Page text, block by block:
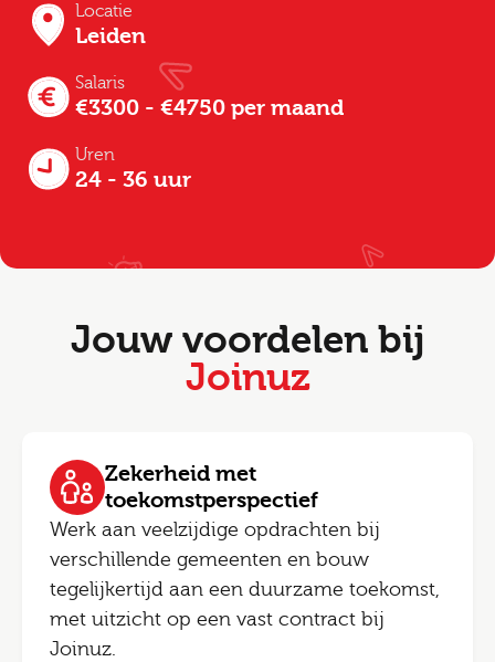
Locatie
Leiden
Salaris
€3300 - €4750 per maand
Uren
24 - 36 uur
Jouw voordelen bij
Joinuz
Zekerheid met
toekomstperspectief
Werk aan veelzijdige opdrachten bij
verschillende gemeenten en bouw
tegelijkertijd aan een duurzame toekomst,
met uitzicht op een vast contract bij
Joinuz.